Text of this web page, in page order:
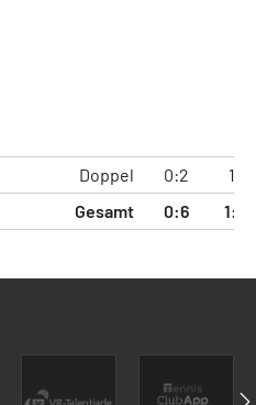
Doppel 0:2
1:4
Gesamt
0:6 1:12